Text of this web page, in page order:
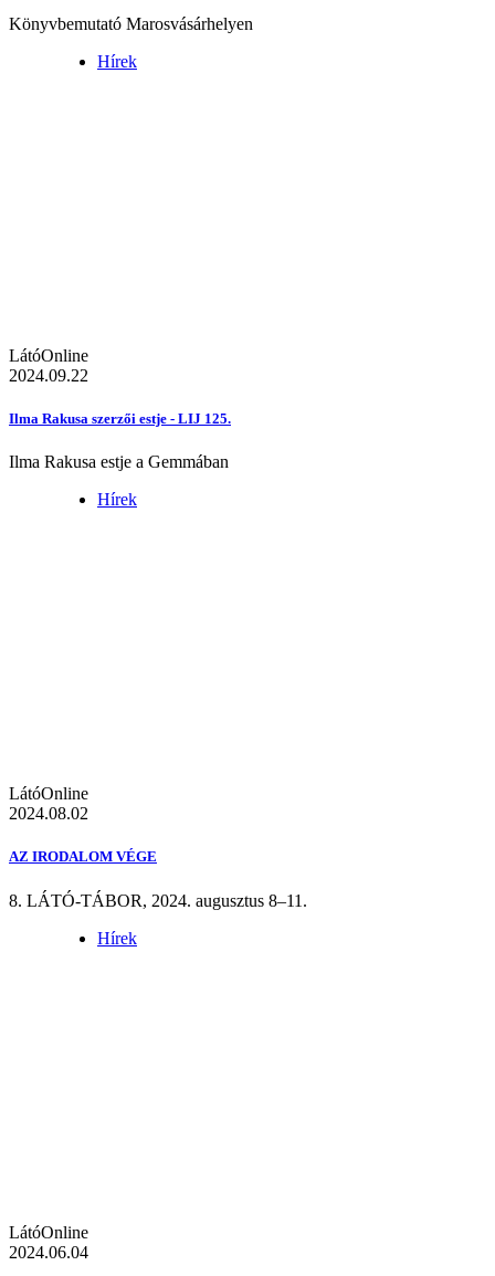
Könyvbemutató Marosvásárhelyen
Hírek
LátóOnline
2024.09.22
Ilma Rakusa szerzői estje - LIJ 125.
Ilma Rakusa estje a Gemmában
Hírek
LátóOnline
2024.08.02
AZ IRODALOM VÉGE
8. LÁTÓ-TÁBOR, 2024. augusztus 8–11.
Hírek
LátóOnline
2024.06.04